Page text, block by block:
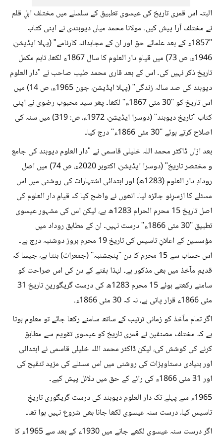
البتہ اس قمری تاریخ کی عیسوی تطبیق کے سلسلے میں مختلف اہلِ قلم
نے مختلف آرا پیش کیں۔ مولانا محمد میاں دیوبندی نے اپنی کتاب
"1857ء کے بعد علمائے حق اور ان کے مجاہدانہ کارنامے" (پہلا ایڈیشن،
1946ء، ص 73) میں قیامِ دار العلوم کا سال 1867ء لکھا، تاہم مکمل
تاریخ ذکر نہیں کی۔ اس کے بعد قاری محمد طیب صاحب نے "دار العلوم
دیوبند کی صد سالہ زندگی" (پہلا ایڈیشن، جون 1965ء، ص 14) میں
اس تاریخ کو ''30 مئی 1867ء'' لکھا۔ پھر سید محبوب رضوی نے اپنی
کتاب "تاریخ دیوبند" (دوسرا ایڈیشن، 1972ء، ص: 319) میں سنہ کی
اصلاح کرتے ہوئے ''30 مئی 1866ء'' درج کیا۔
بعد ازاں ڈاکٹر محمد اللہ خلیلی قاسمی نے "دار العلوم دیوبند کی جامع
و مختصر تاریخ" (دوسرا ایڈیشن، اکتوبر 2020ء، ص 74) میں اصل
رودادِ دار العلوم (1283ھ) اور ابتدائی اشتہارات کی روشنی میں اس
مسئلے کا ازسرِنو جائزہ لیا۔ انھوں نے واضح کیا کہ قیامِ دار العلوم کی
اصل تاریخ 15 محرم الحرام 1283ھ ہے، لیکن اس کی مشہور عیسوی
تطبیق ''30 مئی 1866ء'' درست نہیں۔ ان کے مطابق روداد میں
مؤسسین کے اعلانِ تاسیس کی تاریخ 19 محرم بروز دوشنبہ درج ہے۔
اس حساب سے 15 محرم کا دن ''پنجشنبہ'' (جمعرات) بنتا ہے، جیسا کہ
قدیم مآخذ میں بھی مذکور ہے۔ لہٰذا ہفتے کے دن کی اس صراحت کو
سامنے رکھتے ہوئے 15 محرم 1283ھ کی درست گریگورین تاریخ 31
مئی 1866ء قرار پاتی ہے، نہ کہ 30 مئی 1866ء۔
اگر تمام مآخذ کو زمانی ترتیب کے ساتھ سامنے رکھا جائے تو معلوم ہوتا
ہے کہ مختلف مصنفین نے قمری تاریخ کو عیسوی تقویم سے مطابق
کرنے کی کوشش کی، لیکن ڈاکٹر محمد اللہ خلیلی قاسمی نے ابتدائی
اور بنیادی دستاویزات کی روشنی میں اس مسئلے کی مزید تنقیح کی
اور 31 مئی 1866ء کی رائے کے حق میں دلائل پیش کیے۔
1965ء سے پہلے تک دار العلوم دیوبند کی درست گریگوری تاریخِ
تاسیس کیا، درست سنہ عیسوی لکھا جانا بھی شروع نہیں ہوا تھا۔
اگر درست سنہ عیسوی لکھے جانے میں 1930ء کے بعد سے 1965ء کا